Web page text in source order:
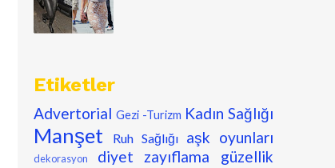
Etiketler
Advertorial Gezi -Turizm Kadın Sağlığı
Manşet Ruh Sağlığı aşk oyunları
dekorasyon diyet zayıflama
güzellik